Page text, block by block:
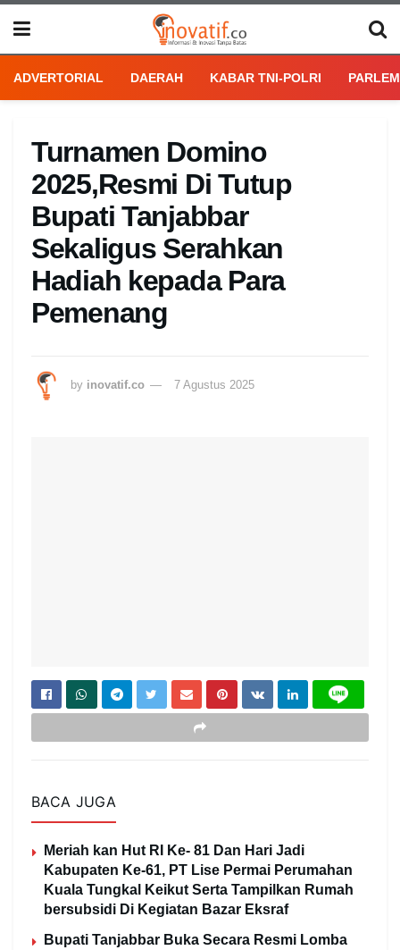
ADVERTORIAL DAERAH KABAR TNI-POLRI
Turnamen Domino
2025,Resmi Di Tutup
Bupati Tanjabbar
Sekaligus Serahkan
Hadiah kepada Para
Pemenang
by inovatif.co 7 Agustus 2025
BACA JUGA
Meriah kan Hut RI Ke- 81 Dan Hari Jadi
Kabupaten Ke-61, PT Lise Permai Perumahan
Kuala Tungkal Keikut Serta Tampilkan Rumah
bersubsidi Di Kegiatan Bazar Eksraf
Bupati Tanjabbar Buka Secara Resmi Lomba